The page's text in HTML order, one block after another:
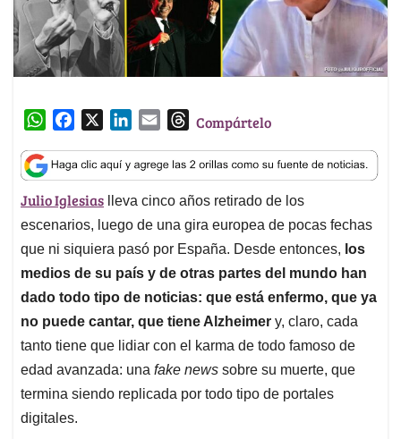
W
a
t
s
A
p
p
c
e
b
o
o
k
n
k
e
d
I
n
a
i
l
T
r
e
a
d
s
Compártelo
Julio Iglesias lleva cinco años retirado de los
escenarios, luego de una gira europea de pocas fechas
que ni siquiera pasó por España. Desde entonces, los
medios de su país y de otras partes del mundo han
dado todo tipo de noticias: que está enfermo, que ya
no puede cantar, que tiene Alzheimer y, claro, cada
tanto tiene que lidiar con el karma de todo famoso de
edad avanzada: una fake news sobre su muerte, que
termina siendo replicada por todo tipo de portales
digitales.